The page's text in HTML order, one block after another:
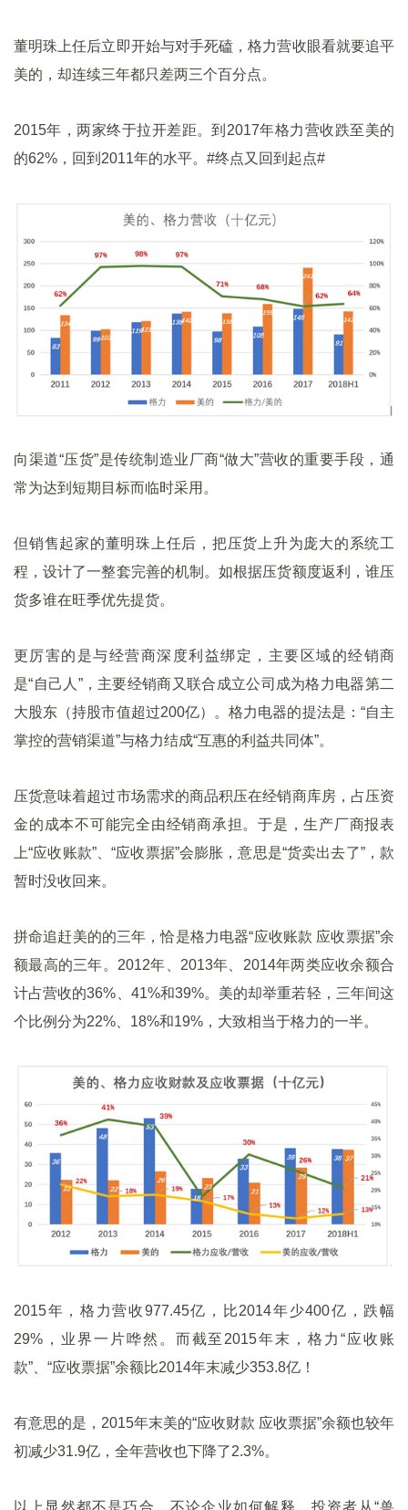
董明珠上任后立即开始与对手死磕，格力营收眼看就要追平
美的，却连续三年都只差两三个百分点。
2015年，两家终于拉开差距。到2017年格力营收跌至美的
的62%，回到2011年的水平。#终点又回到起点#
向渠道“压货”是传统制造业厂商“做大”营收的重要手段，通
常为达到短期目标而临时采用。
但销售起家的董明珠上任后，把压货上升为庞大的系统工
程，设计了一整套完善的机制。如根据压货额度返利，谁压
货多谁在旺季优先提货。
更厉害的是与经营商深度利益绑定，主要区域的经销商
是“自己人”，主要经销商又联合成立公司成为格力电器第二
大股东（持股市值超过200亿）。格力电器的提法是：“自主
掌控的营销渠道”与格力结成“互惠的利益共同体”。
压货意味着超过市场需求的商品积压在经销商库房，占压资
金的成本不可能完全由经销商承担。于是，生产厂商报表
上“应收账款”、“应收票据”会膨胀，意思是“货卖出去了”，款
暂时没收回来。
拼命追赶美的的三年，恰是格力电器“应收账款 应收票据”余
额最高的三年。2012年、2013年、2014年两类应收余额合
计占营收的36%、41%和39%。美的却举重若轻，三年间这
个比例分为22%、18%和19%，大致相当于格力的一半。
2015年，格力营收977.45亿，比2014年少400亿，跌幅
29%，业界一片哗然。而截至2015年末，格力“应收账
款”、“应收票据”余额比2014年末减少353.8亿！
有意思的是，2015年末美的“应收财款 应收票据”余额也较年
初减少31.9亿，全年营收也下降了2.3%。